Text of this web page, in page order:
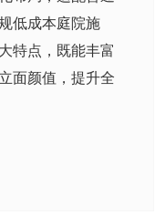
低成本庭院施
特点，既能丰富
面颜值，提升全